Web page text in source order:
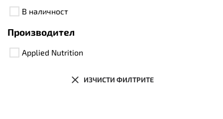
В наличност
Производител
Applied Nutrition
ИЗЧИСТИ ФИЛТРИТЕ